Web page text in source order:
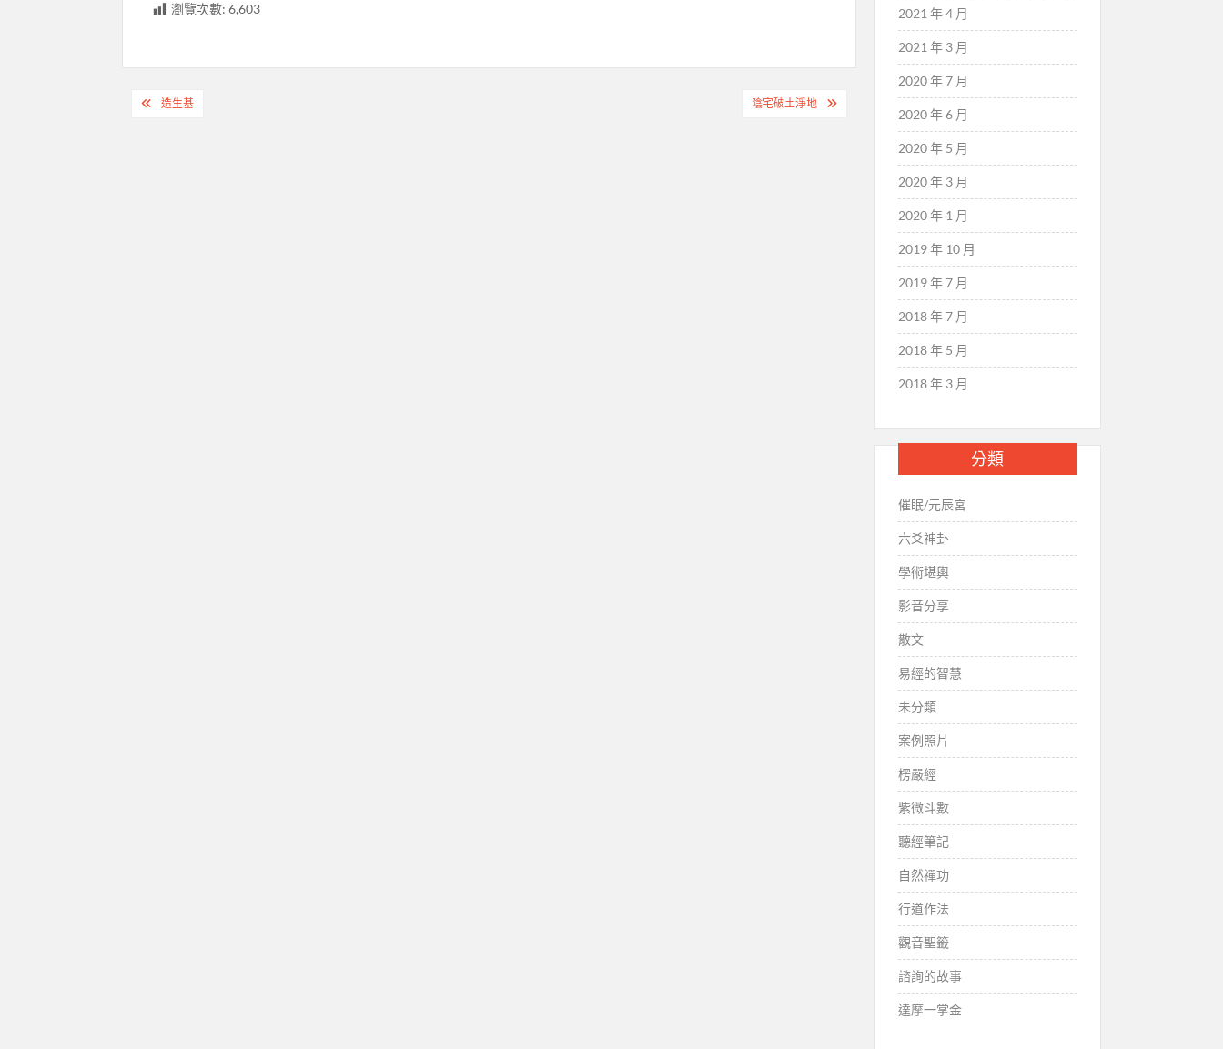
瀏覽次數: 6,603
文
造生基 陰宅破土淨地
2021 年 4 月
2021 年 3 月
2020 年 7 月
2020 年 6 月
2020 年 5 月
2020 年 3 月
2020 年 1 月
2019 年 10 月
2019 年 7 月
2018 年 7 月
2018 年 5 月
2018 年 3 月
分類
催眠/元辰宮
六爻神卦
學術堪輿
影音分享
散文
易經的智慧
未分類
案例照片
楞嚴經
紫微斗數
聽經筆記
自然禪功
行道作法
觀音聖籤
諮詢的故事
達摩一掌金